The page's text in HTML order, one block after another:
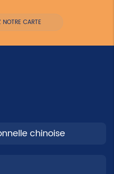
NOTRE CARTE
chinoise